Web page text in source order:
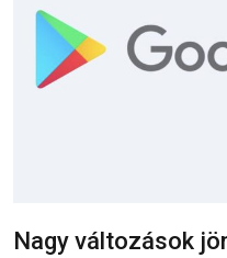
Nagy változások